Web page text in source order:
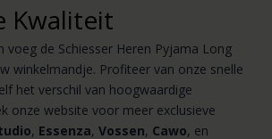
Kwaliteit
voeg de Schiesser Heren Pyjama Long
winkelmandje. Profiteer van onze snelle
het verschil van hoogwaardige
onze website voor meer exclusieve
, Essenza, Vossen, Cawo, en